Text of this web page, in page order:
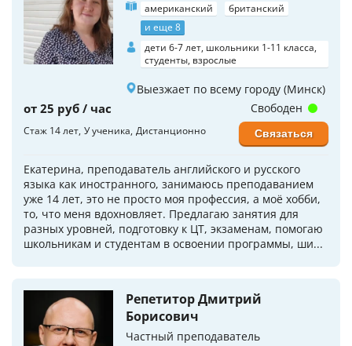
американский
британский
и еще 8
дети 6-7 лет, школьники 1-11 класса,
студенты, взрослые
Выезжает по всему городу (Минск)
от 25 руб / час
Стаж 14 лет У ученика Дистанционно
Екатерина, преподаватель английского и русского
языка как иностранного, занимаюсь преподаванием
уже 14 лет, это не просто моя профессия, а моё хобби,
то, что меня вдохновляет. Предлагаю занятия для
разных уровней, подготовку к ЦТ, экзаменам, помогаю
школьникам и студентам в освоении программы, ши...
Свободен
Связаться
Репетитор Дмитрий
Борисович
Частный преподаватель